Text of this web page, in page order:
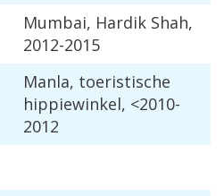
Mumbai, Hardik Shah,
2012-2015
Manla, toeristische
hippiewinkel, <2010-
2012